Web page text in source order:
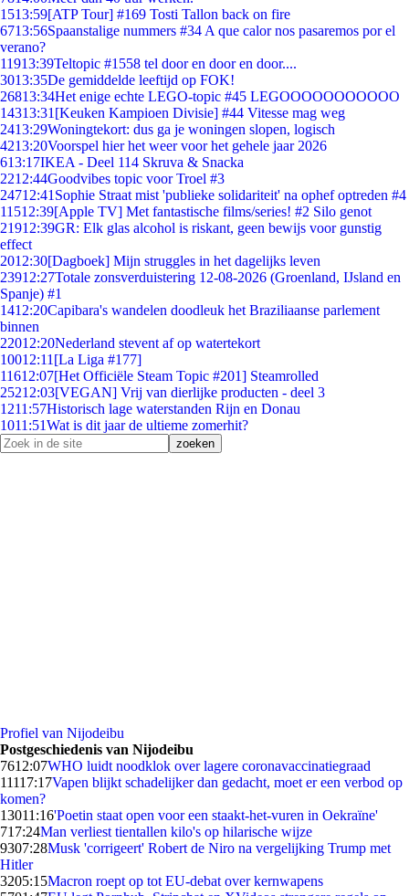
1513:59[ATP Tour] #169 Tosti Tallon back on fire
6713:56Spaanstalige nummers #34 A que calor nos pasaremos por el
verano?
11913:39Teltopic #1558 tel door en door en door....
3013:35De gemiddelde leeftijd op FOK!
26813:34Het enige echte LEGO-topic #45 LEGOOOOOOOOOOO
14313:31 [Keuken Kampioen Divisie] #44 Vitesse mag weg
2413:29Woningtekort: dus ga je woningen slopen, logisch
4213:20Voorspel hier het weer voor het gehele jaar 2026
613:17IKEA - Deel 114 Skruva & Snacka
2212:44Goodvibes topic voor Troel #3
24712:41 Sophie Straat mist 'publieke solidariteit' na ophef optreden #4
11512:39[Apple TV] Met fantastische films/series! #2 Silo genot
21912:39GR: Elk glas alcohol is riskant, geen bewijs voor gunstig
effect
2012:30[Dagboek] Mijn struggles in het dagelijks leven
23912:27Totale zonsverduistering 12-08-2026 (Groenland, IJsland en
Spanje) #1
1412:20Capibara's wandelen doodleuk het Braziliaanse parlement
binnen
22012:20Nederland stevent af op watertekort
10012:11 [La Liga #177]
11612:07[Het Officiële Steam Topic #201] Steamrolled
25212:03[VEGAN] Vrij van dierlijke producten - deel 3
1211:57Historisch lage waterstanden Rijn en Donau
1011:51Wat is dit jaar de ultieme zomerhit?
Profiel van Nijodeibu
Postgeschiedenis van Nijodeibu
7612:07WHO luidt noodklok over lagere coronavaccinatiegraad
11117:17Vapen blijkt schadelijker dan gedacht, moet er een verbod op
komen?
13011:16'Poetin staat open voor een staakt-het-vuren in Oekraïne'
717:24Man verliest tientallen kilo's op hilarische wijze
9307:28Musk 'corrigeert' Robert de Niro na vergelijking Trump met
Hitler
3205:15Macron roept op tot EU-debat over kernwapens